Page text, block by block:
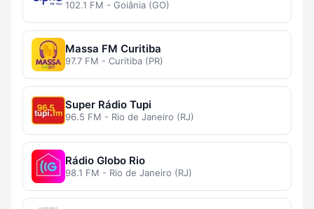
102.1 FM - Goiânia (GO)
Massa FM Curitiba
97.7 FM - Curitiba (PR)
Super Rádio Tupi
96.5 FM - Rio de Janeiro (RJ)
Rádio Globo Rio
98.1 FM - Rio de Janeiro (RJ)